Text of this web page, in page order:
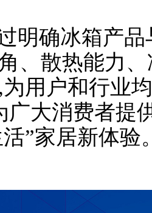
明确冰箱产
、散热能力
用户和行业
广大消费者提
”家居新体验